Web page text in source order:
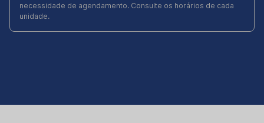
necessidade de agendamento. Consulte os horários de cada
unidade.